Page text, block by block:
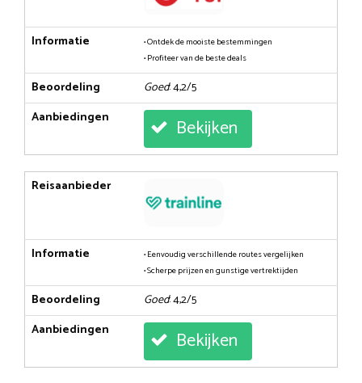
Informatie
• Ontdek de mooiste bestemmingen
• Profiteer van de beste deals
Beoordeling Goed: 4,2/5
Aanbiedingen
Bekijken
Reisaanbieder
Informatie
• Eenvoudig verschillende routes vergelijken
• Scherpe prijzen en gunstige vertrektijden
Beoordeling Goed: 4,2/5
Aanbiedingen
Bekijken